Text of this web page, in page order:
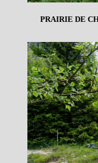
PRAIRIE DE